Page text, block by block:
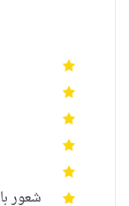
شعور